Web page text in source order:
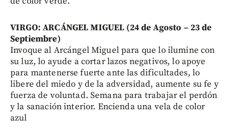
VIRGO: ARCÁNGEL MIGUEL (24 de Agosto – 23 de
Septiembre)
Invoque al Arcángel Miguel para que lo ilumine con
su luz, lo ayude a cortar lazos negativos, lo apoye
para mantenerse fuerte ante las dificultades, lo
libere del miedo y de la adversidad, aumente su fe y
fuerza de voluntad. Semana para trabajar el perdón
y la sanación interior. Encienda una vela de color
azul